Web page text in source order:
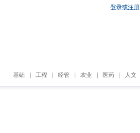
登录或注册
基础 工程 经管 农业 医药 人文